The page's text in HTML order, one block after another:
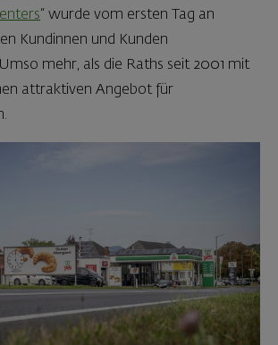
“ wurde vom ersten Tag an
Kundinnen und Kunden
mehr, als die Raths seit 2001 mit
attraktiven Angebot für